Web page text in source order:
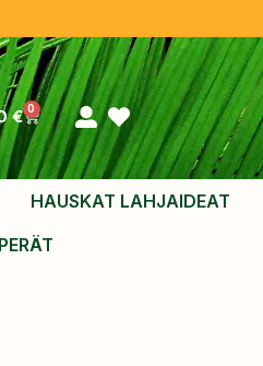
€ 0
HAUSKAT LAHJAIDEAT